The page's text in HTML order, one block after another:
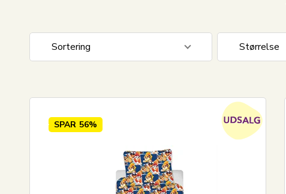
Sortering
Nyeste
Største besparelse
Størrelse
70x100 cm
100x140 cm
SPAR 56%